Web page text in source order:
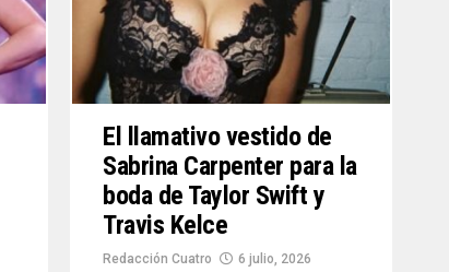
El llamativo vestido de
Sabrina Carpenter para la
boda de Taylor Swift y
Travis Kelce
Redacción Cuatro 6 julio, 2026